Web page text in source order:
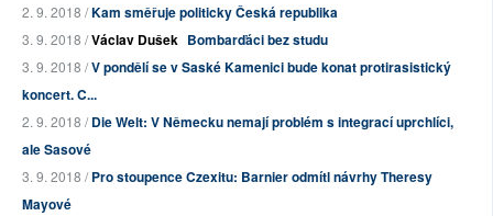
2. 9. 2018 /Kam směřuje politicky Česká republika
3. 9. 2018 /Václav Dušek Bombarďáci bez studu
3. 9. 2018 /V pondělí se v Saské Kamenici bude konat protirasistický
koncert. C...
2. 9. 2018 /Die Welt: V Německu nemají problém s integrací uprchlíci,
ale Sasové
3. 9. 2018 /Pro stoupence Czexitu: Barnier odmítl návrhy Theresy
Mayové